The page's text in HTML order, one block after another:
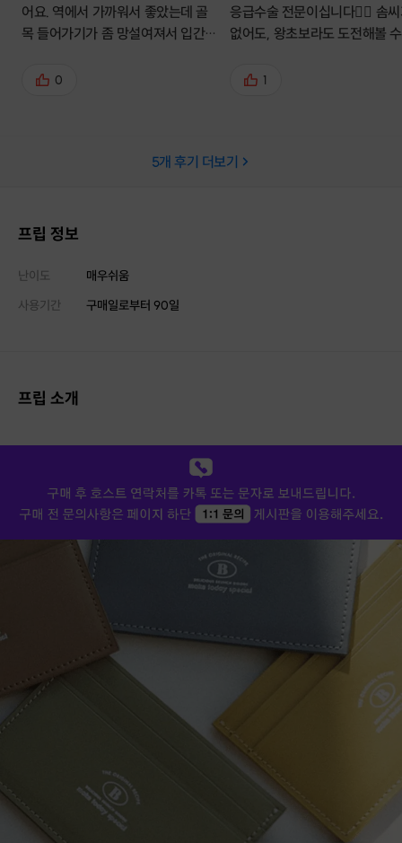
어요. 역에서 가까워서 좋았는데 골
목 들어가기가 좀 망설여져서 입간판
각..! 미리 컬러와 각인을 정해서 갔고
한다길래 어떤걸까 하고 갔는데 초보
쓰는 실이라고하고, 가죽도 엄청 부
정하고 바느질법을 알려주시고 5땀
구(?)에 끼워서 바느질을 계속했는
편이라. 1시간걸렸는데 1시간반이면
로 보여주신 카드지갑에 강아지 자수
스티커가 너무 귀여워서 저도 구매할
수있냐니까 할수있다고하셔서! 추가
구매하고 카드지갑 뒷면에 너무귀여
운 자수 스티커를 붙여줬어요. 총 5
종 있었는데 요리조리 대보고 제일
잘어울리는 강아지를 붙였습니다 완
성하니까 품질보증서같은 종이와 함
도 예뻐서 디테일이 살아있는곳같아
무 부드러워서 카드가 빠지는건아닐
까 하고 카드를 끼워봤는데, 가죽 안
쪽이 엄청부드러운데도 미끄럼방지
기능이있는지 카드를 딱 잡아줘서 막
요. 너무 예뻐서 자주쓸것같아요~
0
응급수술 전문이십니다👍🏻 솜
없어도, 왕초보라도 도전해볼
말고 다른 것도 도전해보고 싶
1
5개 후기 더보기
프립 정보
난이도
매우쉬움
사용기간
구매일로부터 90일
프립 소개